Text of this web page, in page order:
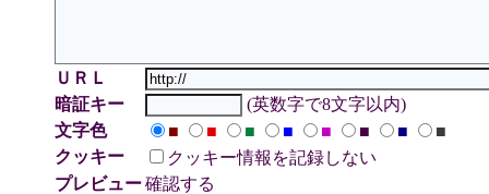
ＵＲＬ
暗証キー
(英数字で8文字以内)
文字色
■ ■ ■ ■ ■ ■ ■
■
クッキー
クッキー情報を記録しない
プレビュー確認する